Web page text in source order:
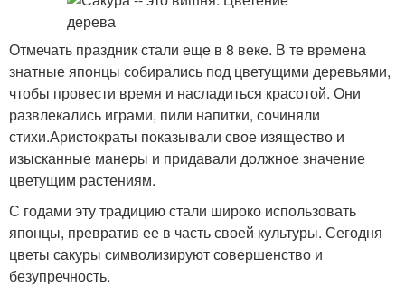
Отмечать праздник стали еще в 8 веке. В те времена
знатные японцы собирались под цветущими деревьями,
чтобы провести время и насладиться красотой. Они
развлекались играми, пили напитки, сочиняли
стихи.Аристократы показывали свое изящество и
изысканные манеры и придавали должное значение
цветущим растениям.
С годами эту традицию стали широко использовать
японцы, превратив ее в часть своей культуры. Сегодня
цветы сакуры символизируют совершенство и
безупречность.